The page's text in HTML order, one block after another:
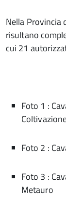
Nella Provincia
risultano
cui 21
Foto 1 :
Foto 2 :
Foto 3 :
Metauro